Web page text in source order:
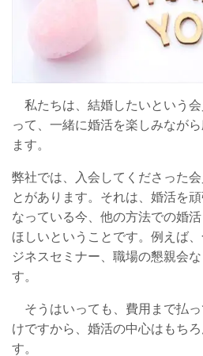
私たちは、結婚したいという
って、一緒に婚活を楽しみなが
ます。
弊社では、入会してくださった
とがあります。それは、婚活を
なっている今、他の方法での婚
ほしいということです。例えば
ジネスセミナー、職場の懇親会
す。
そうはいっても、費用まで払
けですから、婚活の中心はもち
す。